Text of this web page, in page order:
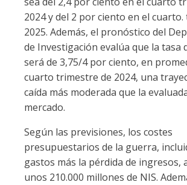
2024 y del 2 por ciento en el
2025. Además, el pronóstico del
de Investigación evalúa que la tasa
será de 3,75/4 por ciento, en
cuarto trimestre de 2024, una
caída más moderada que la
mercado.
Según las previsiones, los costes
presupuestarios de la guerra,
gastos más la pérdida de ingresos,
unos 210.000 millones de NIS.